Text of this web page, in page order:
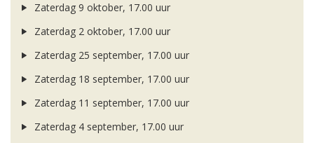
Zaterdag 9 oktober, 17.00 uur
Zaterdag 2 oktober, 17.00 uur
Zaterdag 25 september, 17.00 uur
Zaterdag 18 september, 17.00 uur
Zaterdag 11 september, 17.00 uur
Zaterdag 4 september, 17.00 uur